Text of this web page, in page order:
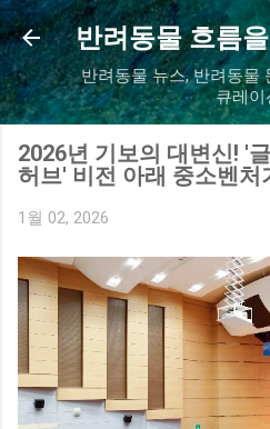
기본 콘텐츠
반려동물 흐름
반려동물 뉴스, 반려동물
큐레이
2026년 기보의 대변신! '
허브' 비전 아래 중소벤처
1월 02, 2026